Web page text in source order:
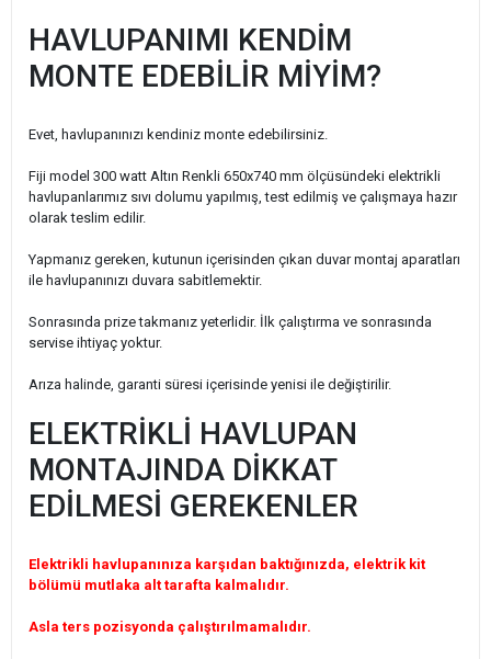
HAVLUPANIMI KENDİM
MONTE EDEBİLİR MİYİM?
Evet, havlupanınızı kendiniz monte edebilirsiniz.
Fiji model 300 watt Altın Renkli 650x740 mm ölçüsündeki elektrikli
havlupanlarımız sıvı dolumu yapılmış, test edilmiş ve çalışmaya hazır
olarak teslim edilir.
Yapmanız gereken, kutunun içerisinden çıkan duvar montaj aparatları
ile havlupanınızı duvara sabitlemektir.
Sonrasında prize takmanız yeterlidir. İlk çalıştırma ve sonrasında
servise ihtiyaç yoktur.
Arıza halinde, garanti süresi içerisinde yenisi ile değiştirilir.
ELEKTRİKLİ HAVLUPAN
MONTAJINDA DİKKAT
EDİLMESİ GEREKENLER
Elektrikli havlupanınıza karşıdan baktığınızda, elektrik kit
bölümü mutlaka alt tarafta kalmalıdır.
Asla ters pozisyonda çalıştırılmamalıdır.